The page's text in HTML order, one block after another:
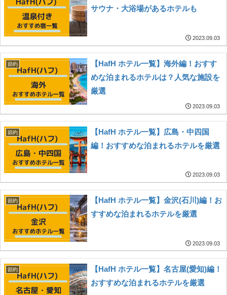
サウナ・大浴場があるホテルも
2023.09.03
節約
【HafH ホテル一覧】海外編！おすす
めな泊まれるホテルは？人気な施設を
厳選
2023.09.03
節約
【HafH ホテル一覧】広島・中四国
編！おすすめな泊まれるホテルを厳選
2023.09.03
節約
【HafH ホテル一覧】金沢(石川)編！お
すすめな泊まれるホテルを厳選
2023.09.03
節約
【HafH ホテル一覧】名古屋(愛知)編！
おすすめな泊まれるホテルを厳選